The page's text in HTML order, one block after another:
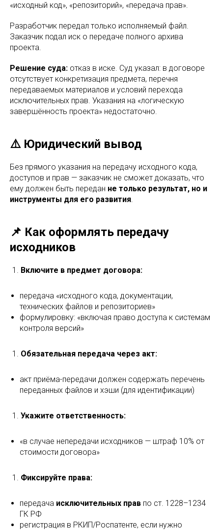
«исходный код», «репозиторий», «передача прав».
Разработчик передал только исполняемый файл.
Заказчик подал иск о передаче полного архива
проекта.
Решение суда: отказ в иске. Суд указал: в договоре
отсутствует конкретизация предмета, перечня
передаваемых материалов и условий перехода
исключительных прав. Указания на «логическую
завершённость проекта» недостаточно.
⚠️ Юридический вывод
Без прямого указания на передачу исходного кода,
доступов и прав — заказчик не сможет доказать, что
ему должен быть передан не только результат, но и
инструменты для его развития.
📌 Как оформлять передачу
исходников
Включите в предмет договора:
передача «исходного кода, документации,
технических файлов и репозиториев»
формулировку: «включая право доступа к системам
контроля версий»
Обязательная передача через акт:
акт приёма-передачи должен содержать перечень
переданных файлов и хэши (для идентификации)
Укажите ответственность:
«в случае непередачи исходников — штраф 10% от
стоимости договора»
Фиксируйте права:
передача исключительных прав по ст. 1228–1234
ГК РФ
регистрация в РКИП/Роспатенте, если нужно